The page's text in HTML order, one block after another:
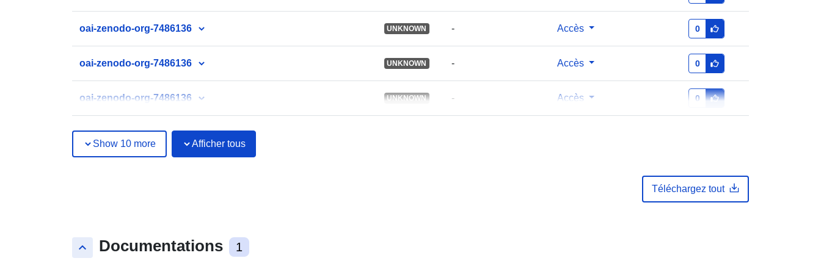
oai-zenodo-org-7486136 UNKNOWN - Accès 0
oai-zenodo-org-7486136 UNKNOWN - Accès 0
oai-zenodo-org-7486136 UNKNOWN - Accès 0
Show 10 more Afficher tous
Téléchargez tout
keyboard_arrow_up Documentations 1
Ressource:
http://purl.org/dc/dcmitype/Dataset